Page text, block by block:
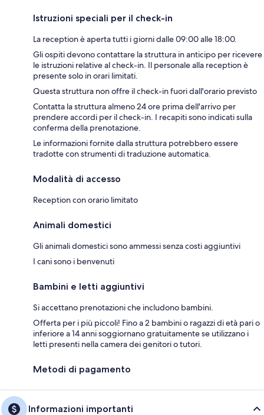
Istruzioni speciali per il check-in
La reception è aperta tutti i giorni dalle 09:00 alle 18:00.
Gli ospiti devono contattare la struttura in anticipo per ricevere
le istruzioni relative al check-in. Il personale alla reception è
presente solo in orari limitati.
Questa struttura non offre il check-in fuori dall'orario previsto
Contatta la struttura almeno 24 ore prima dell'arrivo per
prendere accordi per il check-in. I recapiti sono indicati sulla
conferma della prenotazione.
Le informazioni fornite dalla struttura potrebbero essere
tradotte con strumenti di traduzione automatica.
Modalità di accesso
Reception con orario limitato
Animali domestici
Gli animali domestici sono ammessi senza costi aggiuntivi
I cani sono i benvenuti
Bambini e letti aggiuntivi
Si accettano prenotazioni che includono bambini.
Offerta per i più piccoli! Fino a 2 bambini o ragazzi di età pari o
inferiore a 14 anni soggiornano gratuitamente se utilizzano i
letti presenti nella camera dei genitori o tutori.
Metodi di pagamento
Informazioni importanti